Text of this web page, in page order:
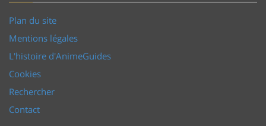
Plan du site
Mentions légales
L'histoire d'AnimeGuides
Cookies
Rechercher
Contact